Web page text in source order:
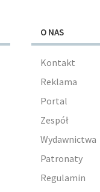
O NAS
Kontakt
Reklama
Portal
Zespół
Wydawnictwa
Patronaty
Regulamin